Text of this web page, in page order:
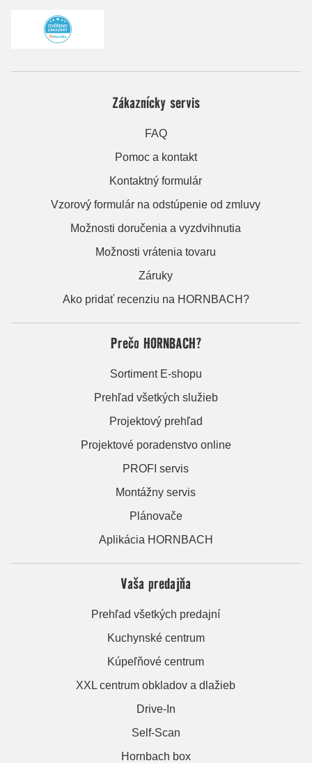
Zákaznícky servis
FAQ
Pomoc a kontakt
Kontaktný formulár
Vzorový formulár na odstúpenie od zmluvy
Možnosti doručenia a vyzdvihnutia
Možnosti vrátenia tovaru
Záruky
Ako pridať recenziu na HORNBACH?
Prečo HORNBACH?
Sortiment E-shopu
Prehľad všetkých služieb
Projektový prehľad
Projektové poradenstvo online
PROFI servis
Montážny servis
Plánovače
Aplikácia HORNBACH
Vaša predajňa
Prehľad všetkých predajní
Kuchynské centrum
Kúpeľňové centrum
XXL centrum obkladov a dlažieb
Drive-In
Self-Scan
Hornbach box